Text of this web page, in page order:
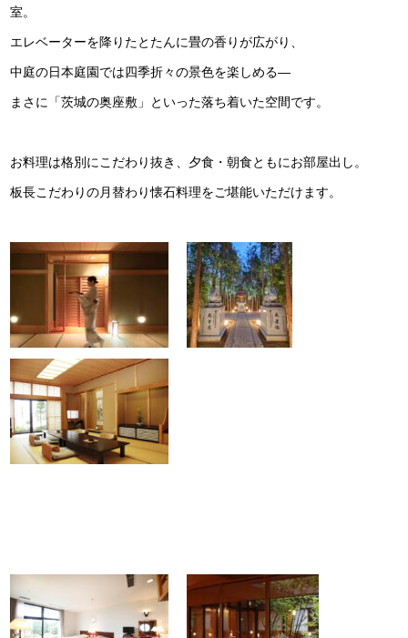
室。
エレベーターを降りたとたんに畳の香りが広がり、
中庭の日本庭園では四季折々の景色を楽しめる―
まさに「茨城の奥座敷」といった落ち着いた空間です。
お料理は格別にこだわり抜き、夕食・朝食ともにお部屋出し。
板長こだわりの月替わり懐石料理をご堪能いただけます。